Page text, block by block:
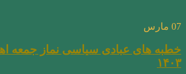
07 مارس
۱۴۰۳